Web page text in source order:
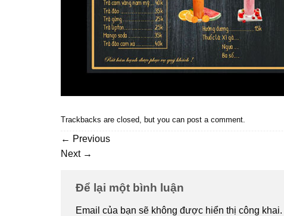
Trackbacks are closed, but you can post a comment.
← Previous
Next →
Để lại một bình luận
Email của bạn sẽ không được hiển thị công khai.